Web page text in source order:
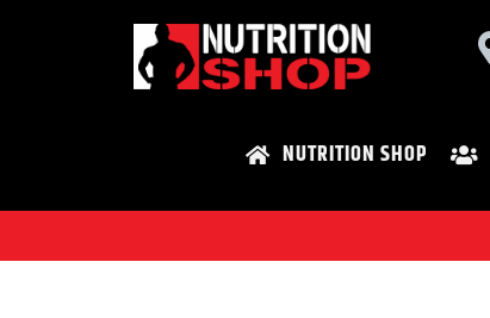
NUTRITION SHOP